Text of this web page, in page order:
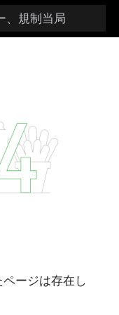
、規制当局
ージは存在し